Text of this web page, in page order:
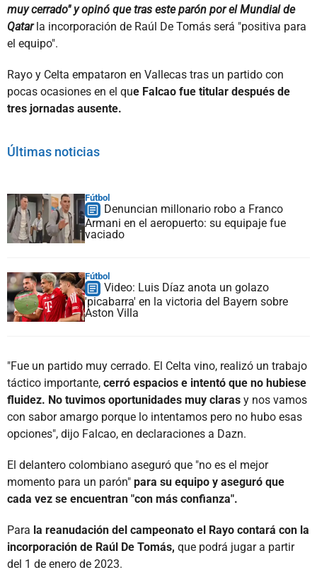
muy cerrado" y opinó que tras este parón por el Mundial de
Qatarla incorporación de Raúl De Tomás será "positiva para
el equipo".
Rayo y Celta empataron en Vallecas tras un partido con
pocas ocasiones en el que Falcao fue titular después de
tres jornadas ausente.
Últimas noticias
Fútbol
Denuncian millonario robo a Franco
Armani en el aeropuerto: su equipaje fue
vaciado
Fútbol
Video: Luis Díaz anota un golazo
'picabarra' en la victoria del Bayern sobre
Aston Villa
"Fue un partido muy cerrado. El Celta vino, realizó un trabajo
táctico importante, cerró espacios e intentó que no hubiese
fluidez. No tuvimos oportunidades muy claras y nos vamos
con sabor amargo porque lo intentamos pero no hubo esas
opciones", dijo Falcao, en declaraciones a Dazn.
El delantero colombiano aseguró que "no es el mejor
momento para un parón" para su equipo y aseguró que
cada vez se encuentran "con más confianza".
Para la reanudación del campeonato el Rayo contará con la
incorporación de Raúl De Tomás, que podrá jugar a partir
del 1 de enero de 2023.